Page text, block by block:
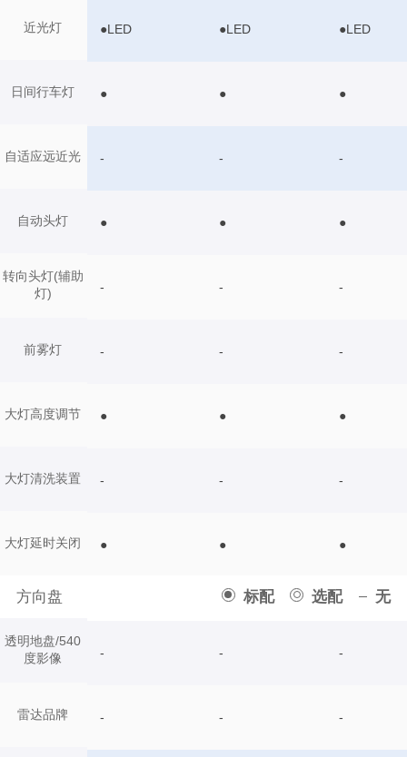
近光灯
日间行车灯
自适应远近光
自动头灯
转向头灯(辅助
灯)
前雾灯
大灯高度调节
大灯清洗装置
大灯延时关闭
方向盘 标配 选配 无
透明地盘/540
度影像
雷达品牌
●LED ●LED ●LED
● ● ●
- - -
● ● ●
- - -
- - -
● ● ●
- - -
● ● ●
- - -
- - -